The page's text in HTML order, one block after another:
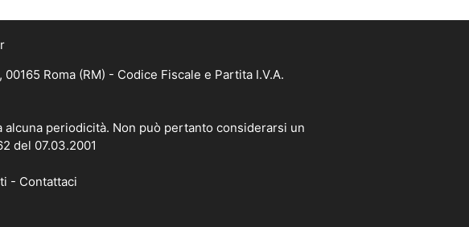
Roma (RM) - Codice Fiscale e Partita I.V.A.
periodicità. Non può pertanto considerarsi un
del 07.03.2001
- Contattaci